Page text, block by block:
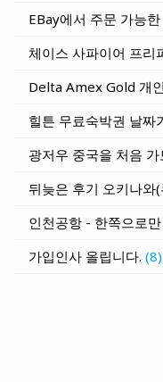
뒤늦은 후기 오키나와
가입인사 올립니다. (8)